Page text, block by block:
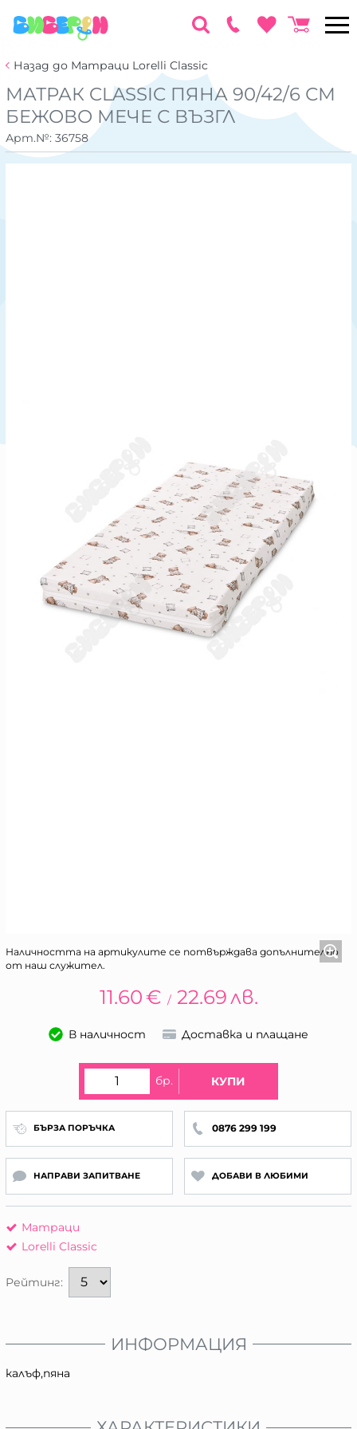
Назад до Матраци Lorelli Classic
МАТРАК CLASSIC ПЯНА 90/42/6 СМ
БЕЖОВО МЕЧЕ С ВЪЗГЛ
Арт.№: 36758
Наличността на артикулите се потвърждава допълнително
от наш служител.
11.60€ / 22.69лв.
В наличност Доставка и плащане
бр. КУПИ
БЪРЗА ПОРЪЧКА 0876 299 199
НАПРАВИ ЗАПИТВАНЕ ДОБАВИ В ЛЮБИМИ
Матраци
Lorelli Classic
Рейтинг:
ИНФОРМАЦИЯ
калъф,пяна